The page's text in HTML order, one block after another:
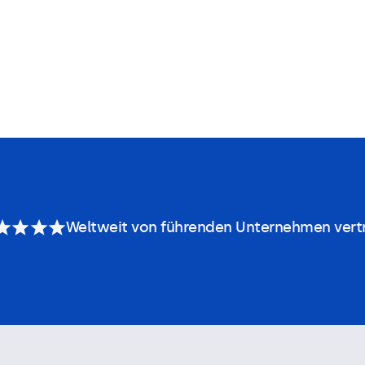
Weltweit von führenden Unternehmen